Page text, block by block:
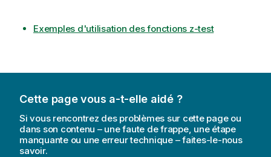
Exemples d'utilisation des fonctions z-test
Cette page vous a-t-elle aidé ?
Si vous rencontrez des problèmes sur cette page ou
dans son contenu – une faute de frappe, une étape
manquante ou une erreur technique – faites-le-nous
savoir.